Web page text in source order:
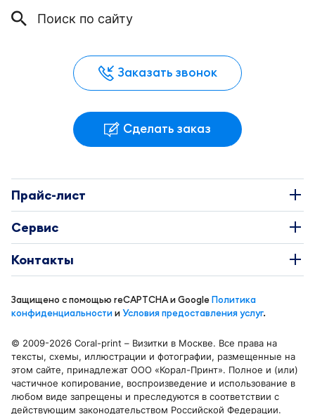
Заказать звонок
Сделать заказ
Прайс-лист
Этикетки
Буклеты
Визитки
Бирки и воблеры
Календари
Листовки и флаеры
Сервис
Требования к макетам
Доставка и оплата
Карта сайта
Блог
Контакты
info@coral-print.ru
Отделения в Москве
Москва, ул. Смольная 44 к. 1
Беломорская
Защищено с помощью reCAPTCHA и GoogleПолитика
конфиденциальностииУсловия предоставления услуг.
© 2009-2026 Coral-print – Визитки в Москве. Все права на
тексты, схемы, иллюстрации и фотографии, размещенные на
этом сайте, принадлежат ООО «Корал-Принт». Полное и (или)
частичное копирование, воспроизведение и использование в
любом виде запрещены и преследуются в соответствии с
действующим законодательством Российской Федерации.